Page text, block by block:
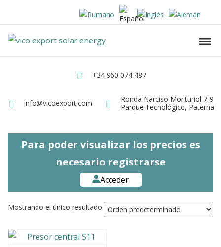
Vico Export Solar Energy
Teléfono
+34 960 074 487
Email
info@vicoexport.com Dirección
Ronda Narciso Monturiol 7-9
Parque Tecnológico, Paterna
Para poder visualizar los precios es
necesario registrarse
Acceder
Mostrando el único resultado